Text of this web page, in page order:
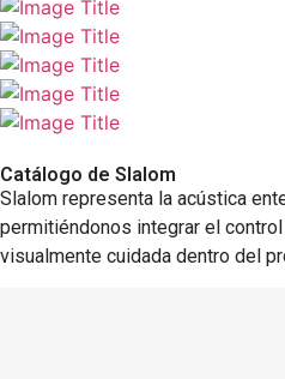
Catálogo de Slalom
Slalom representa la acústica
permitiéndonos integrar el
visualmente cuidada dentro del